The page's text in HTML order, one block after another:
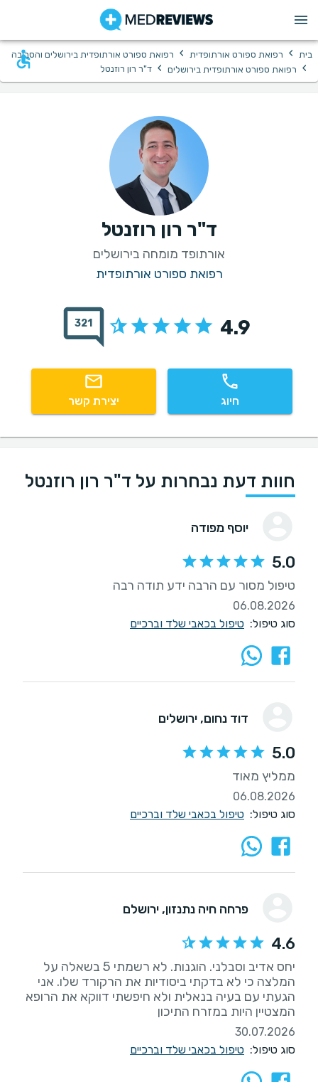
בית › רפואת ספורט אורתופדית › רפואת ספורט אורתופדית בירושלים והסביבה
› רפואת ספורט אורתופדית בירושלים › ד"ר רון רוזנטל
ד"ר רון רוזנטל
אורתופד מומחה בירושלים
רפואת ספורט אורתופדית
4.9
321
חיוג יצירת קשר
חוות דעת נבחרות על ד"ר רון רוזנטל
יוסף מפודה
5.0
טיפול מסור עם הרבה ידע תודה רבה
06.08.2026
סוג טיפול: טיפול בכאבי שלד וברכיים
דוד נחום, ירושלים
5.0
ממליץ מאוד
06.08.2026
סוג טיפול: טיפול בכאבי שלד וברכיים
פרחה חיה נתנזון, ירושלם
4.6
יחס אדיב וסבלני. הוגנות. לא רשמתי 5 בשאלה על
המלצה כי לא בדקתי ביסודיות את הרקורד שלו. אני
הגעתי עם בעיה בנאלית ולא חיפשתי דווקא את הרופא
המצטיין היות במזרח התיכון
30.07.2026
סוג טיפול: טיפול בכאבי שלד וברכיים